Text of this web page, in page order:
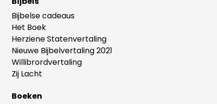
Bijbelse cadeaus
Het Boek
Herziene Statenvertaling
Nieuwe Bijbelvertaling 2021
Willibrordvertaling
Zij Lacht
Boeken